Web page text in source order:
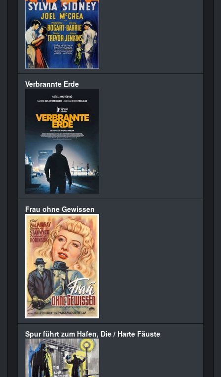
Verbrannte Erde
Frau ohne Gewissen
Spur führt zum Hafen, Die / Harte Fäuste